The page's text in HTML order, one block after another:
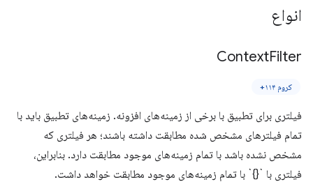
انواع
ContextFilter
کروم ۱۱۴+
فیلتری برای تطبیق با برخی از زمینه‌های افزونه. زمینه‌های تطبیق باید با
تمام فیلترهای مشخص شده مطابقت داشته باشند؛ هر فیلتری که
مشخص نشده باشد با تمام زمینه‌های موجود مطابقت دارد. بنابراین،
فیلتری با `{}` با تمام زمینه‌های موجود مطابقت خواهد داشت.